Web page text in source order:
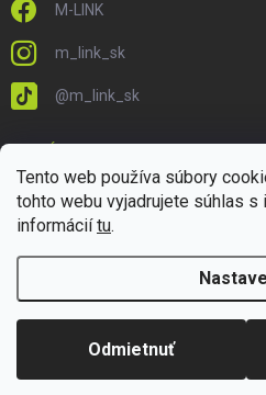
Tento web používa súbory
tohto webu vyjadrujete súhlas s
informáciítu.
Odmietnuť
M-LINK
m_link_sk
@m_link_sk
Copyright 2026M-LINK.sk. Všetky